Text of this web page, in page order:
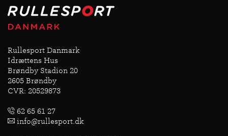
Rullesport Danmark
Idrættens Hus
Brøndby Stadion 20
2605 Brøndby
CVR: 20529873
62 65 61 27
info@rullesport.dk